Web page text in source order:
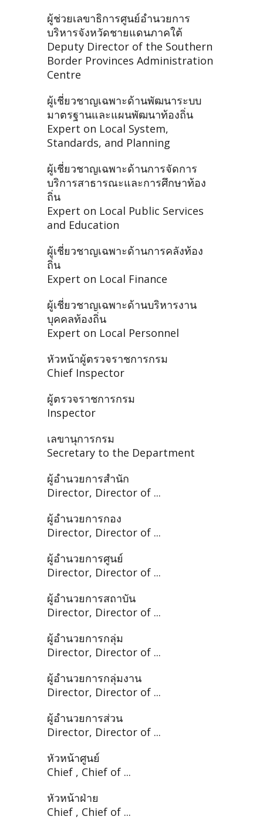
ผู้ช่วยเลขาธิการศูนย์อำนวยการ
บริหารจังหวัดชายแดนภาคใต้
Deputy Director of the Southern
Border Provinces Administration
Centre
ผู้เชี่ยวชาญเฉพาะด้านพัฒนาระบบ
มาตรฐานและแผนพัฒนาท้องถิ่น
Expert on Local System,
Standards, and Planning
ผู้เชี่ยวชาญเฉพาะด้านการจัดการ
บริการสาธารณะและการศึกษาท้อง
ถิ่น
Expert on Local Public Services
and Education
ผู้เชี่ยวชาญเฉพาะด้านการคลังท้อง
ถิ่น
Expert on Local Finance
ผู้เชี่ยวชาญเฉพาะด้านบริหารงาน
บุคคลท้องถิ่น
Expert on Local Personnel
หัวหน้าผู้ตรวจราชการกรม
Chief Inspector
ผู้ตรวจราชการกรม
Inspector
เลขานุการกรม
Secretary to the Department
ผู้อำนวยการสำนัก
Director, Director of ...
ผู้อำนวยการกอง
Director, Director of ...
ผู้อำนวยการศูนย์
Director, Director of ...
ผู้อำนวยการสถาบัน
Director, Director of ...
ผู้อำนวยการกลุ่ม
Director, Director of ...
ผู้อำนวยการกลุ่มงาน
Director, Director of ...
ผู้อำนวยการส่วน
Director, Director of ...
หัวหน้าศูนย์
Chief , Chief of ...
หัวหน้าฝ่าย
Chief , Chief of ...